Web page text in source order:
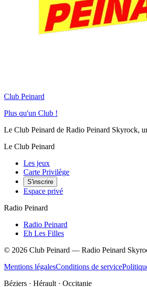
Club Peinard
Plus qu'un Club !
Le Club Peinard de Radio Peinard Skyrock,
Le Club Peinard
Les jeux
Carte Privilège
S'inscrire
Espace privé
Radio Peinard
Radio Peinard
Eh Les Filles
© 2026 Club Peinard — Radio Peinard
Mentions légalesConditions de service
Béziers · Hérault · Occitanie